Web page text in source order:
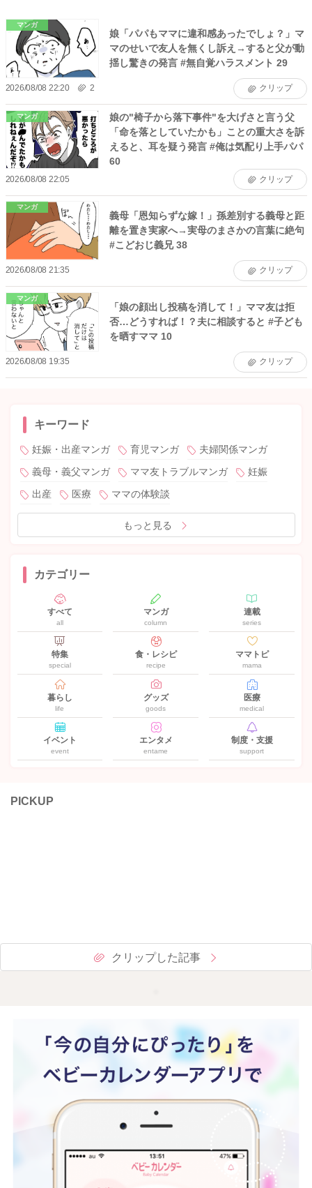
マンガ
娘「パパもママに違和感あったでしょ？」マ
マのせいで友人を無くし訴え→すると父が動
揺し驚きの発言 #無自覚ハラスメント 29
2026/08/08 22:20 2 クリップ
マンガ
娘の"椅子から落下事件"を大げさと言う父
「命を落としていたかも」ことの重大さを訴
えると、耳を疑う発言 #俺は気配り上手パパ
60
2026/08/08 22:05 クリップ
マンガ
義母「恩知らずな嫁！」孫差別する義母と距
離を置き実家へ→実母のまさかの言葉に絶句
#こどおじ義兄 38
2026/08/08 21:35 クリップ
マンガ
「娘の顔出し投稿を消して！」ママ友は拒
否…どうすれば！？夫に相談すると #子ども
を晒すママ 10
2026/08/08 19:35 クリップ
キーワード
妊娠・出産マンガ 育児マンガ
夫婦関係マンガ
義母・義父マンガ
ママ友トラブルマンガ
妊娠
出産
医療 ママの体験談
もっと見る
カテゴリー
すべて
all
マンガ
column
連載
series
特集
special
食・レシピ
recipe
ママトピ
mama
暮らし
life
グッズ
goods
医療
medical
イベント
event
エンタメ
entame
制度・支援
support
PICKUP
クリップした記事